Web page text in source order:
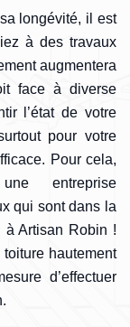
longévité, il est
à des travaux
augmentera
face à diverse
l’état de votre
pour votre
Pour cela,
entreprise
qui sont dans la
à Artisan Robin !
hautement
d’effectuer